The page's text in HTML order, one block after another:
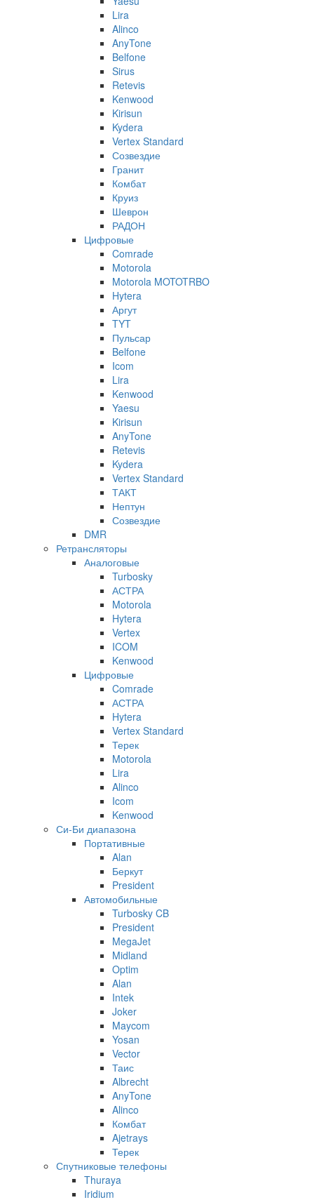
Lira
Alinco
AnyTone
Belfone
Sirus
Retevis
Kenwood
Kirisun
Kydera
Vertex Standard
Созвездие
Гранит
Комбат
Круиз
Шеврон
РАДОН
Цифровые
Comrade
Motorola
Motorola MOTOTRBO
Hytera
Аргут
TYT
Пульсар
Belfone
Icom
Lira
Kenwood
Yaesu
Kirisun
AnyTone
Retevis
Kydera
Vertex Standard
ТАКТ
Нептун
Созвездие
DMR
Ретрансляторы
Аналоговые
Turbosky
АСТРА
Motorola
Hytera
Vertex
ICOM
Kenwood
Цифровые
Comrade
АСТРА
Hytera
Vertex Standard
Терек
Motorola
Lira
Alinco
Icom
Kenwood
Си-Би диапазона
Портативные
Alan
Беркут
President
Автомобильные
Turbosky CB
President
MegaJet
Midland
Optim
Alan
Intek
Joker
Maycom
Yosan
Vector
Таис
Albrecht
AnyTone
Alinco
Комбат
Ajetrays
Терек
Спутниковые телефоны
Thuraya
Iridium